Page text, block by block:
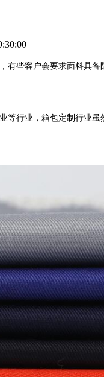
些客户会要求面料具
行业，箱包定制行业